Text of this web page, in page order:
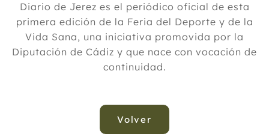
Diario de Jerez es el periódico oficial de esta
primera edición de la Feria del Deporte y de la
Vida Sana, una iniciativa promovida por la
Diputación de Cádiz y que nace con vocación de
continuidad.
Volver